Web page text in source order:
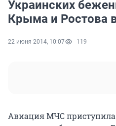
Украинских
Крыма и Ростова
22 июня 2014, 10:07 119
Авиация МЧС